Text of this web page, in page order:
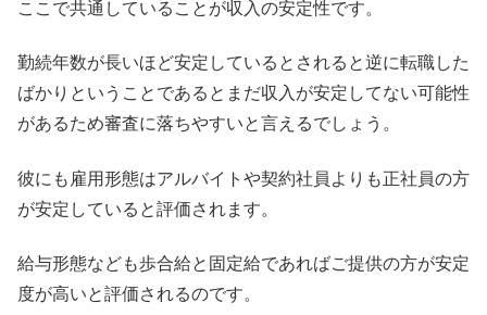
ここで共通していることが収入の安定性です。
勤続年数が長いほど安定しているとされると逆に転職した
ばかりということであるとまだ収入が安定してない可能性
があるため審査に落ちやすいと言えるでしょう。
彼にも雇用形態はアルバイトや契約社員よりも正社員の方
が安定していると評価されます。
給与形態なども歩合給と固定給であればご提供の方が安定
度が高いと評価されるのです。